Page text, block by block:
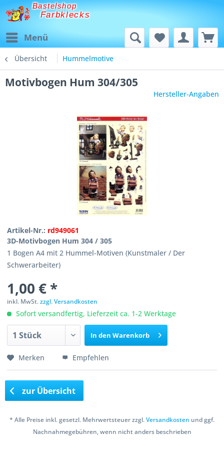
Bastelshop
Farbklecks
Menü
Übersicht Hummelmotive
Motivbogen Hum 304/305
Hersteller-Angaben
Artikel-Nr.: rd949061
3D-Motivbogen Hum 304 / 305
1 Bogen A4 mit 2 Hummel-Motiven (Kunstmaler / Der
Schwerarbeiter)
1,00 € *
inkl. MwSt.zzgl. Versandkosten
Sofort versandfertig, Lieferzeit ca. 1-2 Werktage
In den Warenkorb
Merken Empfehlen
zur Übersicht
* Alle Preise inkl. gesetzl. Mehrwertsteuer zzgl.Versandkosten und ggf.
Nachnahmegebühren, wenn nicht anders beschrieben